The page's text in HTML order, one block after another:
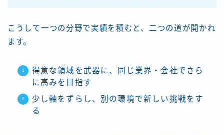
こうして一つの分野で実績を積むと、二つの道が開かれ
ます。
得意な領域を武器に、同じ業界・会社でさら
に高みを目指す
少し軸をずらし、別の環境で新しい挑戦をす
る